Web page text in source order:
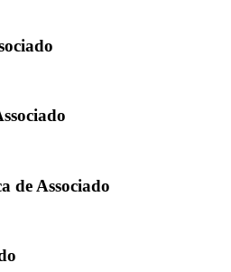
de Associado